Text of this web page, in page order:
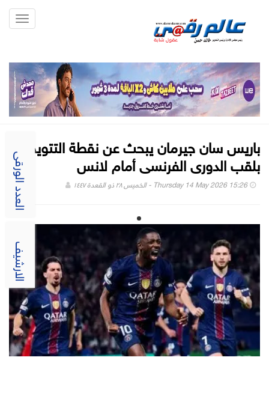
العدد الورقى
الارشيف
باريس سان جيرمان يبحث عن نقطة التتويج
بلقب الدورى الفرنسى أمام لانس
Thursday 14 May 2026 15:26 - الخميس ٢٨ ذو القعدة ١٤٤٧